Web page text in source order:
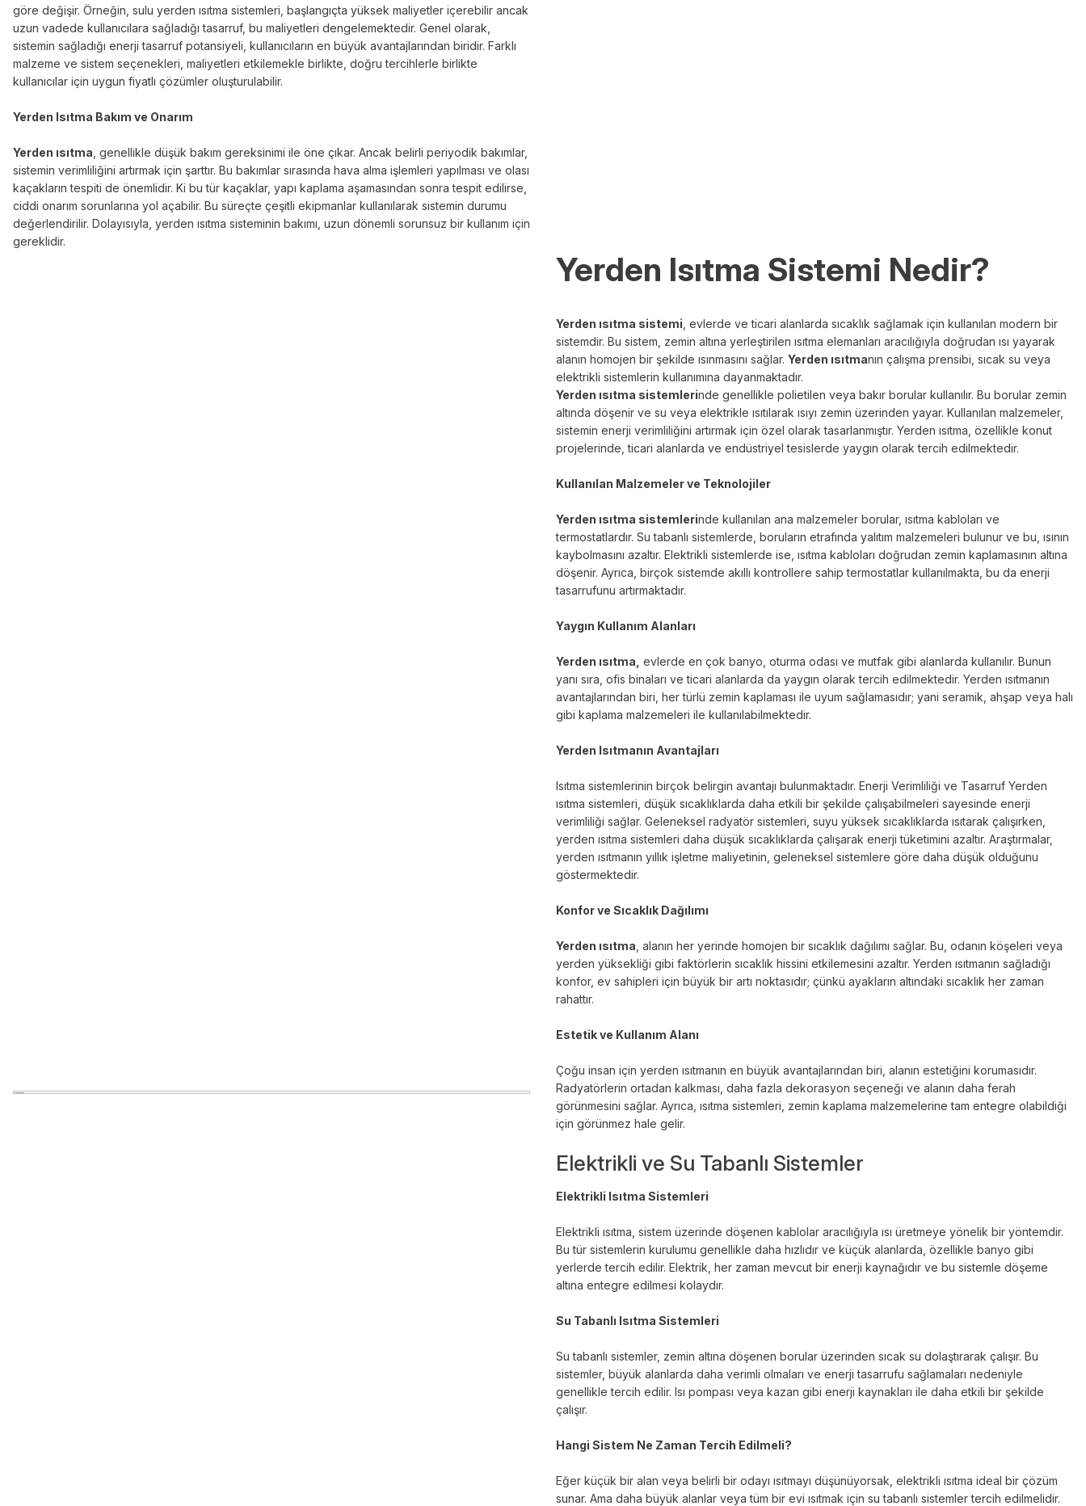
göre değişir. Örneğin, sulu yerden ısıtma sistemleri, başlangıçta yüksek maliyetler içerebilir ancak
uzun vadede kullanıcılara sağladığı tasarruf, bu maliyetleri dengelemektedir. Genel olarak,
sistemin sağladığı enerji tasarruf potansiyeli, kullanıcıların en büyük avantajlarından biridir. Farklı
malzeme ve sistem seçenekleri, maliyetleri etkilemekle birlikte, doğru tercihlerle birlikte
kullanıcılar için uygun fiyatlı çözümler oluşturulabilir.
Yerden Isıtma Bakım ve Onarım
Yerden ısıtma , genellikle düşük bakım gereksinimi ile öne çıkar. Ancak belirli periyodik bakımlar,
sistemin verimliliğini artırmak için şarttır. Bu bakımlar sırasında hava alma işlemleri yapılması ve olası
kaçakların tespiti de önemlidir. Ki bu tür kaçaklar, yapı kaplama aşamasından sonra tespit edilirse,
ciddi onarım sorunlarına yol açabilir. Bu süreçte çeşitli ekipmanlar kullanılarak sistemin durumu
değerlendirilir. Dolayısıyla, yerden ısıtma sisteminin bakımı, uzun dönemli sorunsuz bir kullanım için
gereklidir.
Yerden Isıtma Sistemi Nedir?
Yerden ısıtma sistemi , evlerde ve ticari alanlarda sıcaklık sağlamak için kullanılan modern bir
sistemdir. Bu sistem, zemin altına yerleştirilen ısıtma elemanları aracılığıyla doğrudan ısı yayarak
alanın homojen bir şekilde ısınmasını sağlar. Yerden ısıtmanın çalışma prensibi, sıcak su veya
elektrikli sistemlerin kullanımına dayanmaktadır.
Yerden ısıtma sistemlerinde genellikle polietilen veya bakır borular kullanılır. Bu borular zemin
altında döşenir ve su veya elektrikle ısıtılarak ısıyı zemin üzerinden yayar. Kullanılan malzemeler,
sistemin enerji verimliliğini artırmak için özel olarak tasarlanmıştır. Yerden ısıtma, özellikle konut
projelerinde, ticari alanlarda ve endüstriyel tesislerde yaygın olarak tercih edilmektedir.
Kullanılan Malzemeler ve Teknolojiler
Yerden ısıtma sistemlerinde kullanılan ana malzemeler borular, ısıtma kabloları ve
termostatlardır. Su tabanlı sistemlerde, boruların etrafında yalıtım malzemeleri bulunur ve bu, ısının
kaybolmasını azaltır. Elektrikli sistemlerde ise, ısıtma kabloları doğrudan zemin kaplamasının altına
döşenir. Ayrıca, birçok sistemde akıllı kontrollere sahip termostatlar kullanılmakta, bu da enerji
tasarrufunu artırmaktadır.
Yaygın Kullanım Alanları
Yerden ısıtma, evlerde en çok banyo, oturma odası ve mutfak gibi alanlarda kullanılır. Bunun
yanı sıra, ofis binaları ve ticari alanlarda da yaygın olarak tercih edilmektedir. Yerden ısıtmanın
avantajlarından biri, her türlü zemin kaplaması ile uyum sağlamasıdır; yani seramik, ahşap veya halı
gibi kaplama malzemeleri ile kullanılabilmektedir.
Yerden Isıtmanın Avantajları
Isıtma sistemlerinin birçok belirgin avantajı bulunmaktadır. Enerji Verimliliği ve Tasarruf Yerden
ısıtma sistemleri, düşük sıcaklıklarda daha etkili bir şekilde çalışabilmeleri sayesinde enerji
verimliliği sağlar. Geleneksel radyatör sistemleri, suyu yüksek sıcaklıklarda ısıtarak çalışırken,
yerden ısıtma sistemleri daha düşük sıcaklıklarda çalışarak enerji tüketimini azaltır. Araştırmalar,
yerden ısıtmanın yıllık işletme maliyetinin, geleneksel sistemlere göre daha düşük olduğunu
göstermektedir.
Konfor ve Sıcaklık Dağılımı
Yerden ısıtma , alanın her yerinde homojen bir sıcaklık dağılımı sağlar. Bu, odanın köşeleri veya
yerden yüksekliği gibi faktörlerin sıcaklık hissini etkilemesini azaltır. Yerden ısıtmanın sağladığı
konfor, ev sahipleri için büyük bir artı noktasıdır; çünkü ayakların altındaki sıcaklık her zaman
rahattır.
Estetik ve Kullanım Alanı
Çoğu insan için yerden ısıtmanın en büyük avantajlarından biri, alanın estetiğini korumasıdır.
Radyatörlerin ortadan kalkması, daha fazla dekorasyon seçeneği ve alanın daha ferah
görünmesini sağlar. Ayrıca, ısıtma sistemleri, zemin kaplama malzemelerine tam entegre olabildiği
için görünmez hale gelir.
Elektrikli ve Su Tabanlı Sistemler
Elektrikli Isıtma Sistemleri
Elektrikli ısıtma, sistem üzerinde döşenen kablolar aracılığıyla ısı üretmeye yönelik bir yöntemdir.
Bu tür sistemlerin kurulumu genellikle daha hızlıdır ve küçük alanlarda, özellikle banyo gibi
yerlerde tercih edilir. Elektrik, her zaman mevcut bir enerji kaynağıdır ve bu sistemle döşeme
altına entegre edilmesi kolaydır.
Su Tabanlı Isıtma Sistemleri
Su tabanlı sistemler, zemin altına döşenen borular üzerinden sıcak su dolaştırarak çalışır. Bu
sistemler, büyük alanlarda daha verimli olmaları ve enerji tasarrufu sağlamaları nedeniyle
genellikle tercih edilir. Isı pompası veya kazan gibi enerji kaynakları ile daha etkili bir şekilde
çalışır.
Hangi Sistem Ne Zaman Tercih Edilmeli?
Eğer küçük bir alan veya belirli bir odayı ısıtmayı düşünüyorsak, elektrikli ısıtma ideal bir çözüm
sunar. Ama daha büyük alanlar veya tüm bir evi ısıtmak için su tabanlı sistemler tercih edilmelidir.